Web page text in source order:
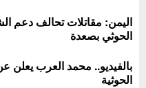
اليمن: مقاتلات تحالف دعم
الحوثي بصعدة
بالفيديو.. محمد العرب يعلن
الحوثية